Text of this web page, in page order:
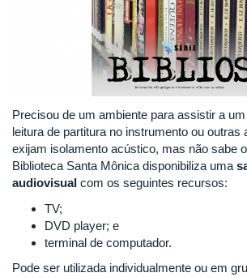
Precisou de um ambiente para assistir a
leitura de partitura no instrumento ou outras
exijam isolamento acústico, mas não sabe
Biblioteca Santa Mônica disponibiliza uma
audiovisual com os seguintes recursos:
TV;
DVD player; e
terminal de computador.
Pode ser utilizada individualmente ou em